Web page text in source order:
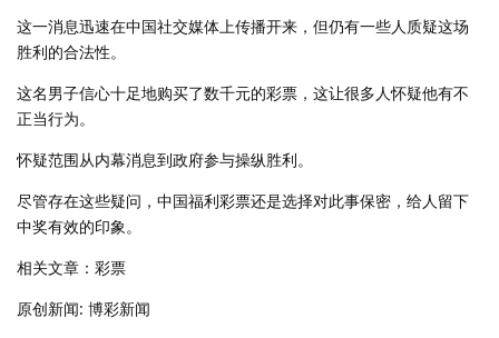
这一消息迅速在中国社交媒体上传播开来，但仍有一些人质疑这场
胜利的合法性。
这名男子信心十足地购买了数千元的彩票，这让很多人怀疑他有不
正当行为。
怀疑范围从内幕消息到政府参与操纵胜利。
尽管存在这些疑问，中国福利彩票还是选择对此事保密，给人留下
中奖有效的印象。
相关文章：彩票
原创新闻: 博彩新闻